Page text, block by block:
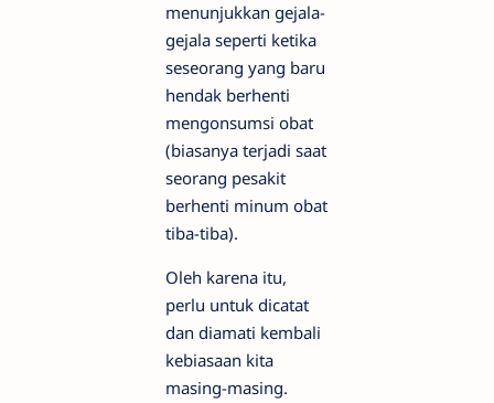
menunjukkan gejala-
gejala seperti ketika
seseorang yang baru
hendak berhenti
mengonsumsi obat
(biasanya terjadi saat
seorang pesakit
berhenti minum obat
tiba-tiba).
Oleh karena itu,
perlu untuk dicatat
dan diamati kembali
kebiasaan kita
masing-masing.